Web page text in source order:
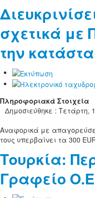
σχετικά με
την
Πληροφοριακά Στοιχεία
Δημοσιεύθηκε : Τετάρτη,
Αναφορικά με
τους υπερβαίνει τα 300
Τουρκία:
Γραφείο